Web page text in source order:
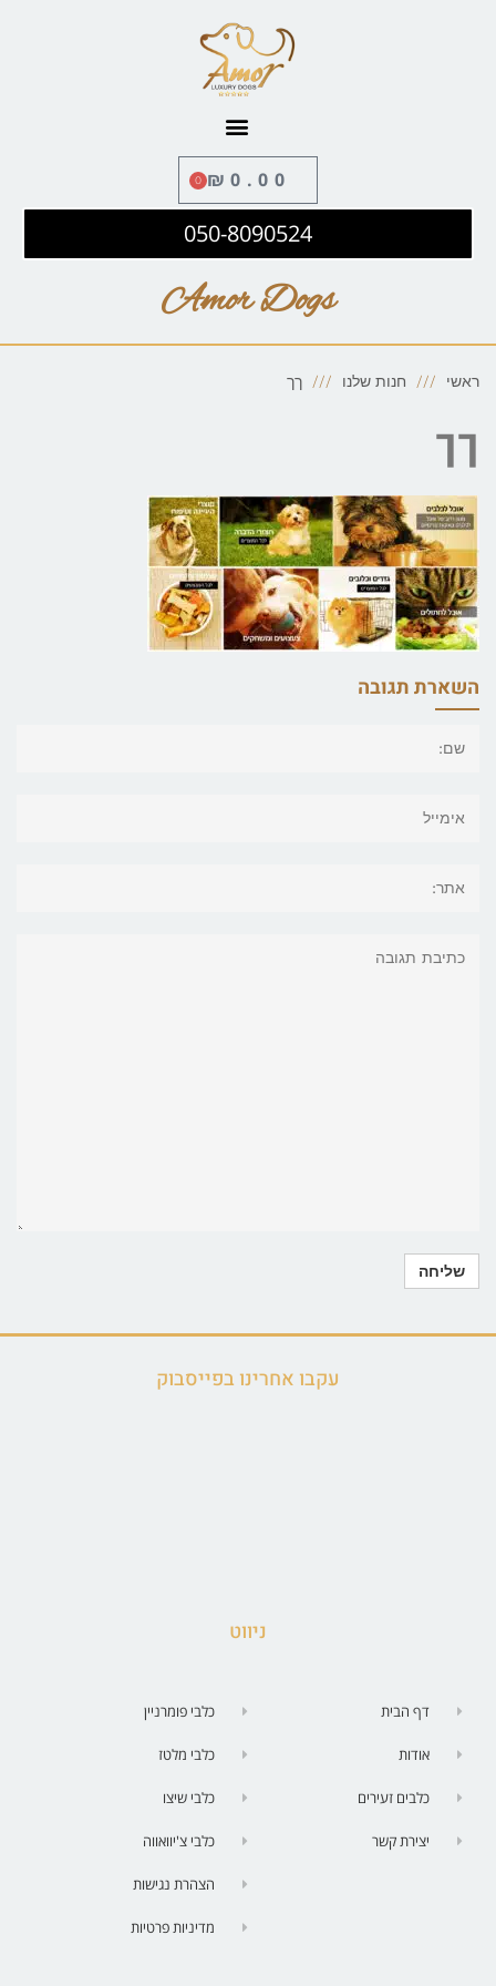
₪0.00
0
050-8090524
Amor Dogs
ראשי חנות שלנו ךך
ךך
השארת תגובה
עקבו אחרינו בפייסבוק
ניווט
דף הבית
אודות
כלבים זעירים
יצירת קשר
כלבי פומרניין
כלבי מלטז
כלבי שיצו
כלבי צ'יוואווה
הצהרת נגישות
מדיניות פרטיות